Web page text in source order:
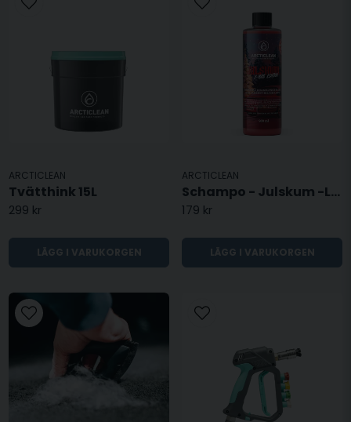
ARCTICLEAN
Tvätthink 15L
299 kr
LÄGG I VARUKORGEN
ARCTICLEAN
Schampo - Julskum -LIMITERAD
179 kr
LÄGG I VARUKORGEN